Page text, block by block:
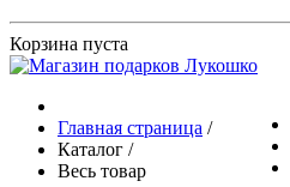
Корзина пуста
Главная страница /
Каталог /
Весь товар